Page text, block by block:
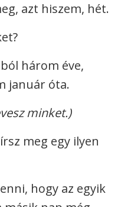
azt hiszem, hét.
három éve,
január óta.
minket.)
meg egy ilyen
hogy az egyik